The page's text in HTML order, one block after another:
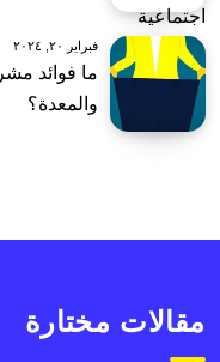
فبراير ٢٠, ٢٠٢٤
ما فوائد
والمعدة؟
مقالات مختارة